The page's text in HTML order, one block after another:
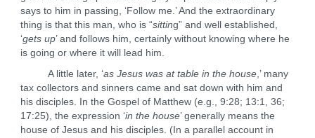
says to him in passing, ‘Follow me.’ And the extraordinary
thing is that this man, who is “sitting” and well established,
‘gets up’ and follows him, certainly without knowing where he
is going or where it will lead him.
A little later, ‘as Jesus was at table in the house,’ many
tax collectors and sinners came and sat down with him and
his disciples. In the Gospel of Matthew (e.g., 9:28; 13:1, 36;
17:25), the expression ‘in the house’ generally means the
house of Jesus and his disciples. (In a parallel account in